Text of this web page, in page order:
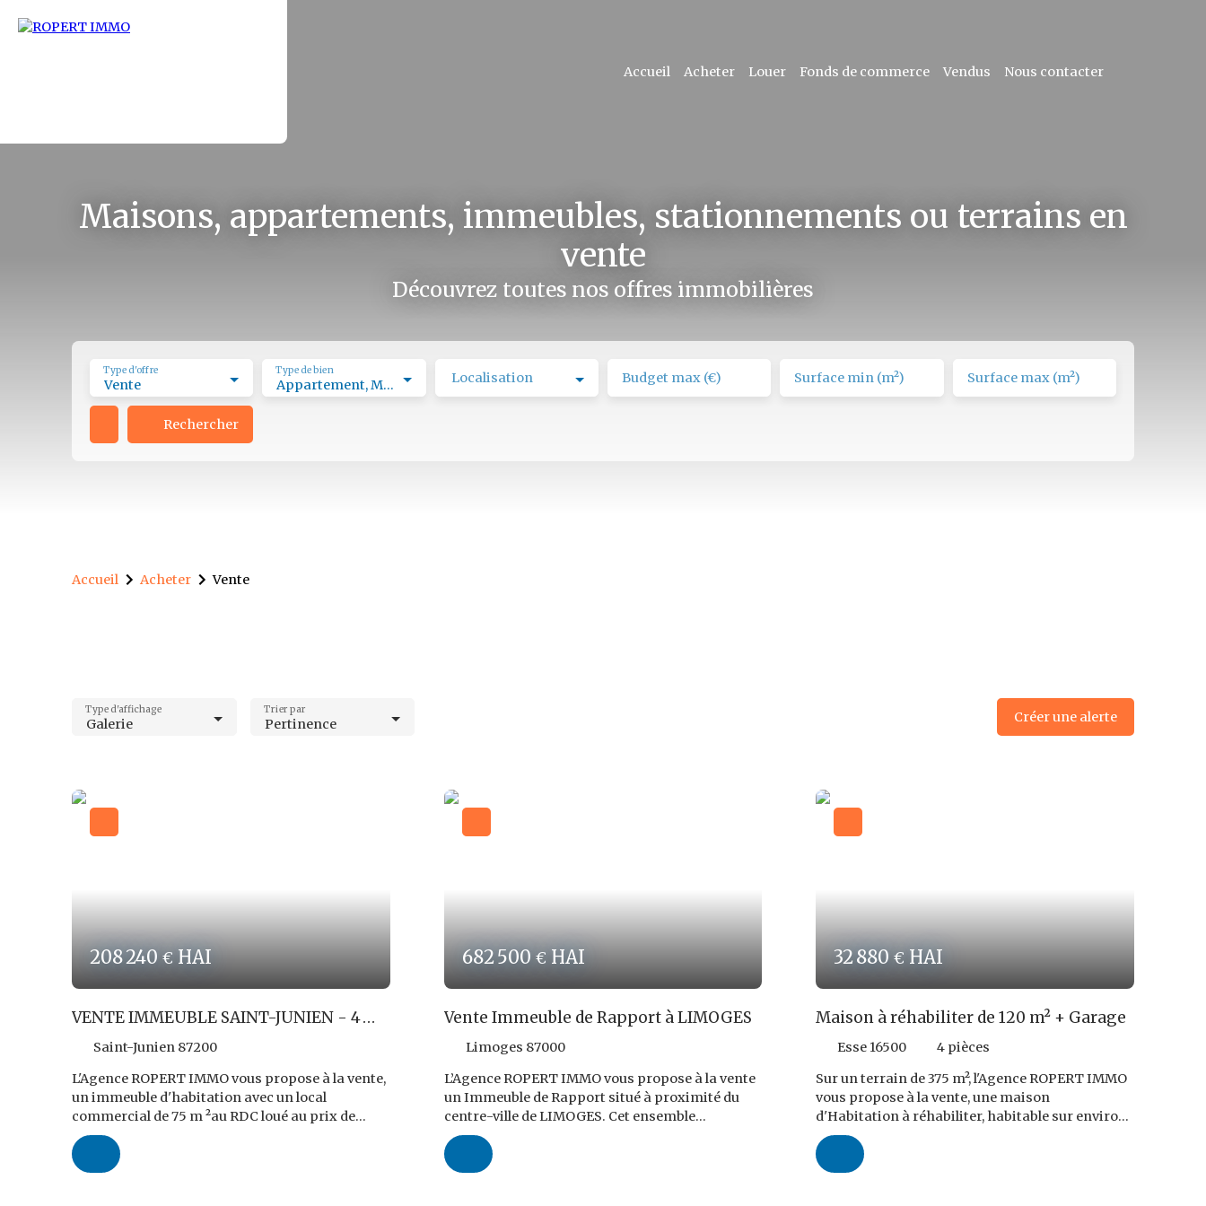
Accueil Acheter Louer Fonds de commerce Vendus Nous contacter
Maisons, appartements, immeubles, stationnements ou terrains en
vente
Découvrez toutes nos offres immobilières
Vente
Type d'offre
Appartement, Maison, Immeuble, Terrain, Stationnement
Type de bien Localisation Budget max (€) Surface min (m²) Surface max (m²)
Rechercher
Accueil Acheter Vente
Galerie
Type d'affichage
Pertinence
Trier par Créer une alerte
208 240€HAI
VENTE IMMEUBLE SAINT-JUNIEN - 4
LOTS
Saint-Junien 87200
L'Agence ROPERT IMMO vous propose à la vente,
un immeuble d'habitation avec un local
commercial de 75 m ²au RDC loué au prix de
800,00 € Nets de TVA HC. Les 2 niveaux suivants
sont composés d'un appartement T3 à rénover
chacun et sans chauffage. Le bien comporte
682 500€HAI
Vente Immeuble de Rapport à LIMOGES
Limoges 87000
L’Agence ROPERT IMMO vous propose à la vente
un Immeuble de Rapport situé à proximité du
centre-ville de LIMOGES. Cet ensemble
immobilier d’une superficie totale d’environ 505
m² se compose comme suit : 3 locaux
commerciaux : 40 m², 50 m², 125 m²3 logements
32 880€HAI
Maison à réhabiliter de 120 m² + Garage
Esse 16500 4 pièces
Sur un terrain de 375 m², l'Agence ROPERT IMMO
vous propose à la vente, une maison
d'Habitation à réhabiliter, habitable sur environ
120 m² développés sur 2 niveaux et disposant
d'un garage. Chauffage Fioul. Le prix demandé
s'élève à 32 880,00 € FAI dont 9,6 % TTC du prix